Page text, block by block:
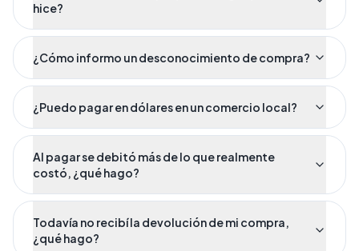
hice?
¿Cómo informo un desconocimiento de compra?
¿Puedo pagar en dólares en un comercio local?
Al pagar se debitó más de lo que realmente
costó, ¿qué hago?
Todavía no recibí la devolución de mi compra,
¿qué hago?